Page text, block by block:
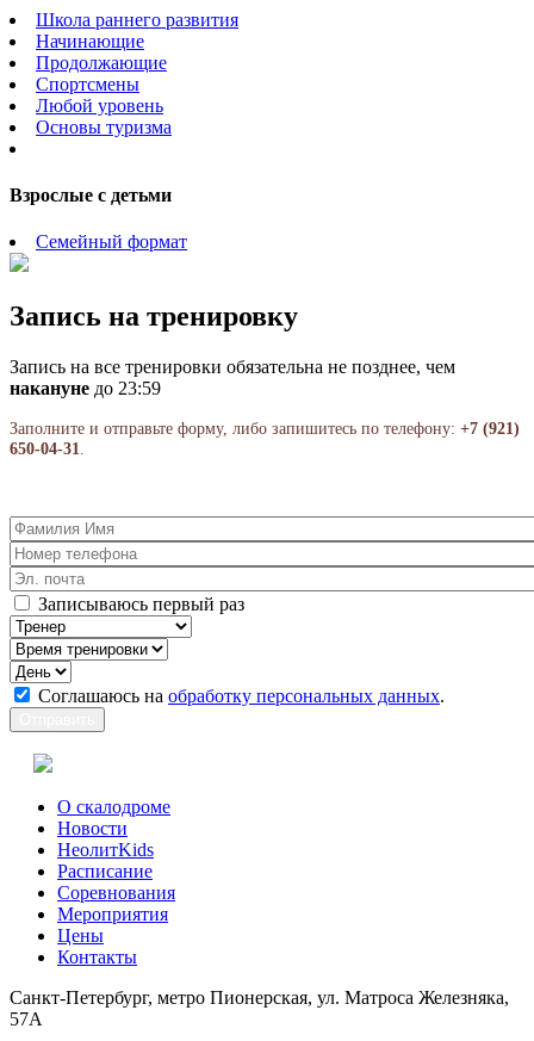
Школа раннего развития
Начинающие
Продолжающие
Спортсмены
Любой уровень
Основы туризма
Взрослые с детьми
Семейный формат
Запись на тренировку
Запись на все тренировки обязательна не позднее, чем
накануне до 23:59
Заполните и отправьте форму, либо запишитесь по телефону: +7 (921)
650-04-31.
Записываюсь первый раз
Соглашаюсь на обработку персональных данных.
О скалодроме
Новости
НеолитKids
Расписание
Соревнования
Мероприятия
Цены
Контакты
Санкт-Петербург, метро Пионерская, ул. Матроса Железняка,
57А